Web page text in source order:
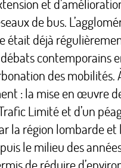
et
de bus.
était déjà
contemporains
des mobilités.
: la mise en œuvre
Limité et d’un
la région lombarde et
le milieu des